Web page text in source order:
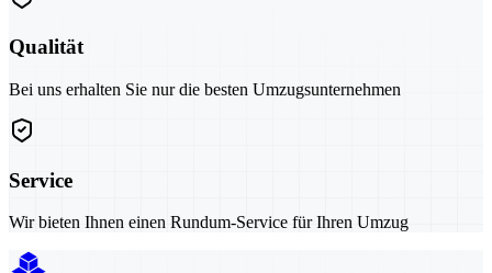
Qualität
Bei uns erhalten Sie nur die besten Umzugsunternehmen
Service
Wir bieten Ihnen einen Rundum-Service für Ihren Umzug